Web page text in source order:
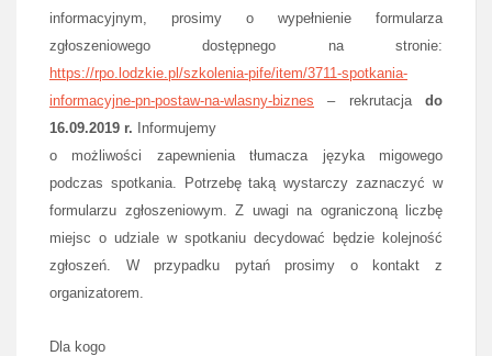
informacyjnym, prosimy o wypełnienie formularza
zgłoszeniowego dostępnego na stronie:
https://rpo.lodzkie.pl/szkolenia-pife/item/3711-spotkania-
informacyjne-pn-postaw-na-wlasny-biznes – rekrutacja do
16.09.2019 r. Informujemy
o możliwości zapewnienia tłumacza języka migowego
podczas spotkania. Potrzebę taką wystarczy zaznaczyć w
formularzu zgłoszeniowym. Z uwagi na ograniczoną liczbę
miejsc o udziale w spotkaniu decydować będzie kolejność
zgłoszeń. W przypadku pytań prosimy o kontakt z
organizatorem.
Dla kogo